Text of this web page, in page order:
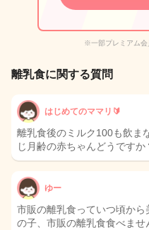
※一部プレミアム会
離乳食に関する質問
はじめてのママリ🔰
離乳食後のミルク100も飲ま
じ月齢の赤ちゃんどうですか
ゆー
市販の離乳食っていつ頃か
の子、市販の離乳食食べま